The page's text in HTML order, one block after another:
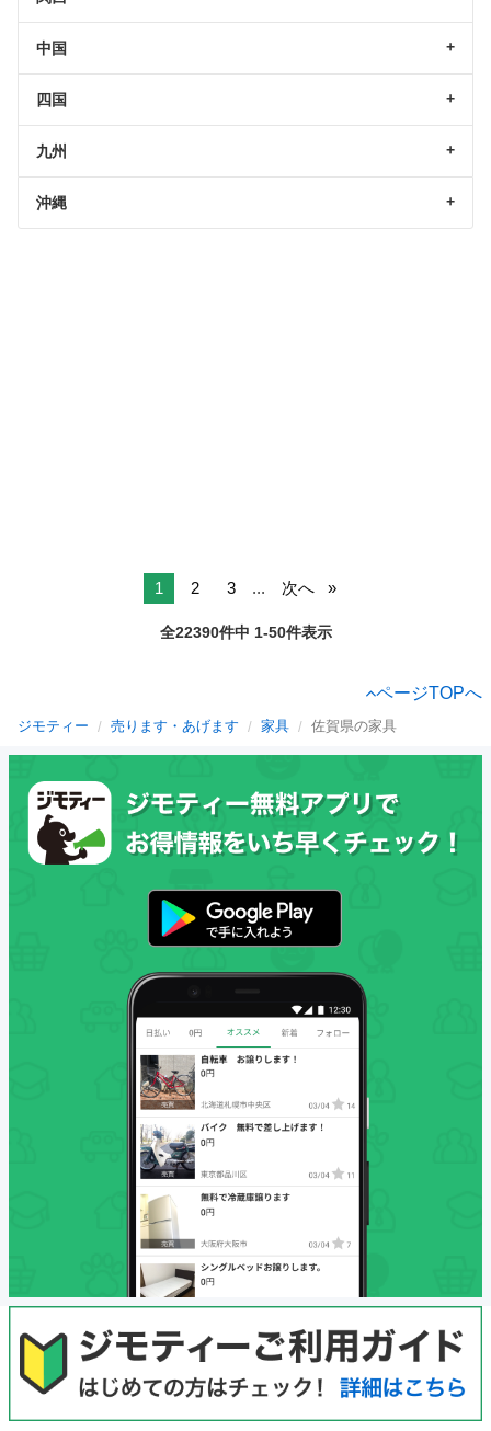
中国
四国
九州
沖縄
1 2 3 ... 次へ
全22390件中 1-50件表示
ページTOPへ
ジモティー 売ります・あげます 家具 佐賀県の家具